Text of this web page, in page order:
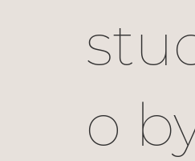
o